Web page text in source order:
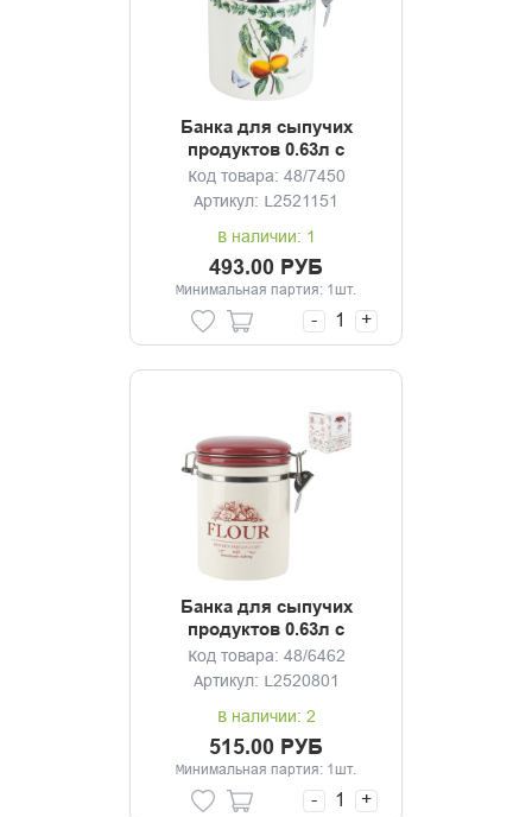
Банка для сыпучих
продуктов 0.63л с
клипсой Fruit Garden
Код товара: 48/7450
Артикул: L2521151
В наличии: 1
493.00 РУБ
Минимальная партия: 1шт.
- +
Банка для сыпучих
продуктов 0.63л с
клипсой Марсала
Код товара: 48/6462
Артикул: L2520801
В наличии: 2
515.00 РУБ
Минимальная партия: 1шт.
- +